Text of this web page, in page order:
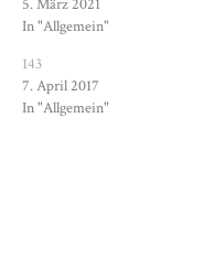
5. März 2021
In "Allgemein"
143
7. April 2017
In "Allgemein"